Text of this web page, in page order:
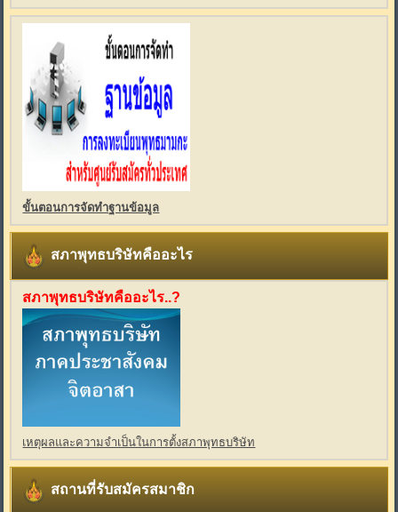
ขั้นตอนการจัดทำฐานข้อมูล
สภาพุทธบริษัทคืออะไร
สภาพุทธบริษัทคืออะไร..?
เหตุผลและความจำเป็นในการตั้งสภาพุทธบริษัท
สถานที่รับสมัครสมาชิก